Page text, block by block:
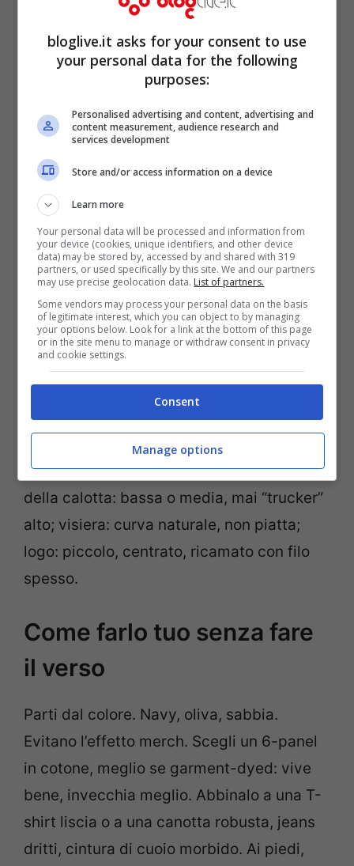
colore giusto, ironia sotto traccia, qualità
che regge il tempo. Prezzi?
Indicativamente tra i 50 e gli 85 dollari per
collaborazioni e dei materiali. Non c’è una
conferma ufficiale sul modello scelto da
White al momento della stesura, ma
l’estetica parla quella lingua.
Per riconoscerlo, guarda tre cose: altezza
della calotta: bassa o media, mai “trucker”
alto; visiera: curva naturale, non piatta;
logo: piccolo, centrato, ricamato con filo
spesso.
Come farlo tuo senza fare
il verso
Parti dal colore. Navy, oliva, sabbia.
Evitano l’effetto merch. Scegli un 6-panel
in cotone, meglio se garment-dyed: vive
bene, invecchia meglio. Abbinalo a una T-
shirt liscia o a una canotta robusta, jeans
dritti, cintura di cuoio morbido. Ai piedi,
bloglive.it asks for your consent to use
your personal data for the following
purposes:
Personalised advertising and content, advertising and
content measurement, audience research and
services development
Store and/or access information on a device
Learn more
Your personal data will be processed and information from
your device (cookies, unique identifiers, and other device
data) may be stored by, accessed by and shared with 319
partners, or used specifically by this site. We and our partners
may use precise geolocation data. List of partners.
Some vendors may process your personal data on the basis
of legitimate interest, which you can object to by managing
your options below. Look for a link at the bottom of this page
or in the site menu to manage or withdraw consent in privacy
and cookie settings.
Consent
Manage options